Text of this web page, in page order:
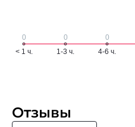
Отзывы